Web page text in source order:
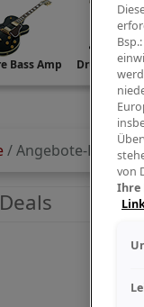
Bass Amp Drums
/Angebote-Deals
von
Ihre